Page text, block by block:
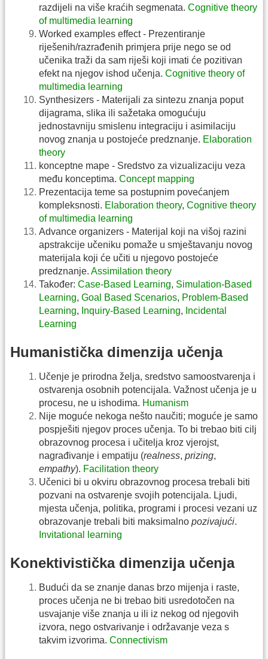
razdijeli na više kraćih segmenata. Cognitive theory
of multimedia learning
Worked examples effect - Prezentiranje
riješenih/razrađenih primjera prije nego se od
učenika traži da sam riješi koji imati će pozitivan
efekt na njegov ishod učenja. Cognitive theory of
multimedia learning
Synthesizers - Materijali za sintezu znanja poput
dijagrama, slika ili sažetaka omogućuju
jednostavniju smislenu integraciju i asimilaciju
novog znanja u postojeće predznanje. Elaboration
theory
konceptne mape - Sredstvo za vizualizaciju veza
među konceptima. Concept mapping
Prezentacija teme sa postupnim povećanjem
kompleksnosti. Elaboration theory, Cognitive theory
of multimedia learning
Advance organizers - Materijal koji na višoj razini
apstrakcije učeniku pomaže u smještavanju novog
materijala koji će učiti u njegovo postojeće
predznanje. Assimilation theory
Također: Case-Based Learning, Simulation-Based
Learning, Goal Based Scenarios, Problem-Based
Learning, Inquiry-Based Learning, Incidental
Learning
Humanistička dimenzija učenja
Učenje je prirodna želja, sredstvo samoostvarenja i
ostvarenja osobnih potencijala. Važnost učenja je u
procesu, ne u ishodima. Humanism
Nije moguće nekoga nešto naučiti; moguće je samo
pospješiti njegov proces učenja. To bi trebao biti cilj
obrazovnog procesa i učitelja kroz vjerojst,
nagrađivanje i empatiju (realness, prizing,
empathy). Facilitation theory
Učenici bi u okviru obrazovnog procesa trebali biti
pozvani na ostvarenje svojih potencijala. Ljudi,
mjesta učenja, politika, programi i procesi vezani uz
obrazovanje trebali biti maksimalno pozivajući.
Invitational learning
Konektivistička dimenzija učenja
Budući da se znanje danas brzo mijenja i raste,
proces učenja ne bi trebao biti usredotočen na
usvajanje više znanja u ili iz nekog od njegovih
izvora, nego ostvarivanje i održavanje veza s
takvim izvorima. Connectivism